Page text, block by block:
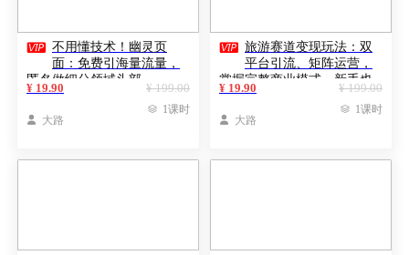
 不用懂技术！幽灵页
面：免费引海量流量，
匿名做细分领域头部
¥ 199.00
¥ 19.90
 大路
 1课时
 旅游赛道变现玩法：双
平台引流、矩阵运营，
掌握完整商业模式，新手也
能快速赚钱
¥ 199.00
¥ 19.90
 大路
 1课时